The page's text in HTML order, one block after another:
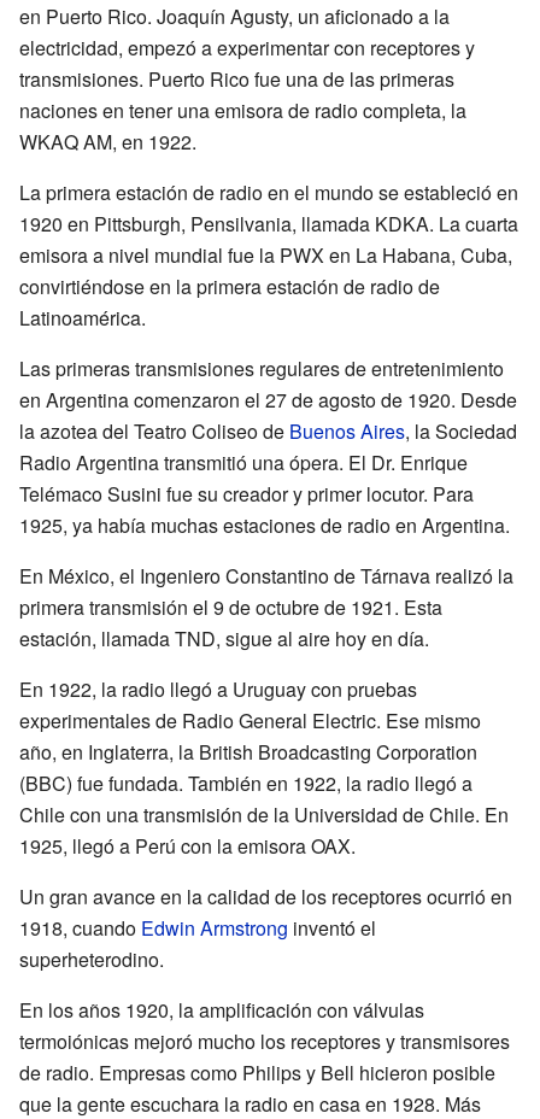
en Puerto Rico. Joaquín Agusty, un aficionado a la
electricidad, empezó a experimentar con receptores y
transmisiones. Puerto Rico fue una de las primeras
naciones en tener una emisora de radio completa, la
WKAQ AM, en 1922.
La primera estación de radio en el mundo se estableció en
1920 en Pittsburgh, Pensilvania, llamada KDKA. La cuarta
emisora a nivel mundial fue la PWX en La Habana, Cuba,
convirtiéndose en la primera estación de radio de
Latinoamérica.
Las primeras transmisiones regulares de entretenimiento
en Argentina comenzaron el 27 de agosto de 1920. Desde
la azotea del Teatro Coliseo de Buenos Aires, la Sociedad
Radio Argentina transmitió una ópera. El Dr. Enrique
Telémaco Susini fue su creador y primer locutor. Para
1925, ya había muchas estaciones de radio en Argentina.
En México, el Ingeniero Constantino de Tárnava realizó la
primera transmisión el 9 de octubre de 1921. Esta
estación, llamada TND, sigue al aire hoy en día.
En 1922, la radio llegó a Uruguay con pruebas
experimentales de Radio General Electric. Ese mismo
año, en Inglaterra, la British Broadcasting Corporation
(BBC) fue fundada. También en 1922, la radio llegó a
Chile con una transmisión de la Universidad de Chile. En
1925, llegó a Perú con la emisora OAX.
Un gran avance en la calidad de los receptores ocurrió en
1918, cuando Edwin Armstrong inventó el
superheterodino.
En los años 1920, la amplificación con válvulas
termoiónicas mejoró mucho los receptores y transmisores
de radio. Empresas como Philips y Bell hicieron posible
que la gente escuchara la radio en casa en 1928. Más